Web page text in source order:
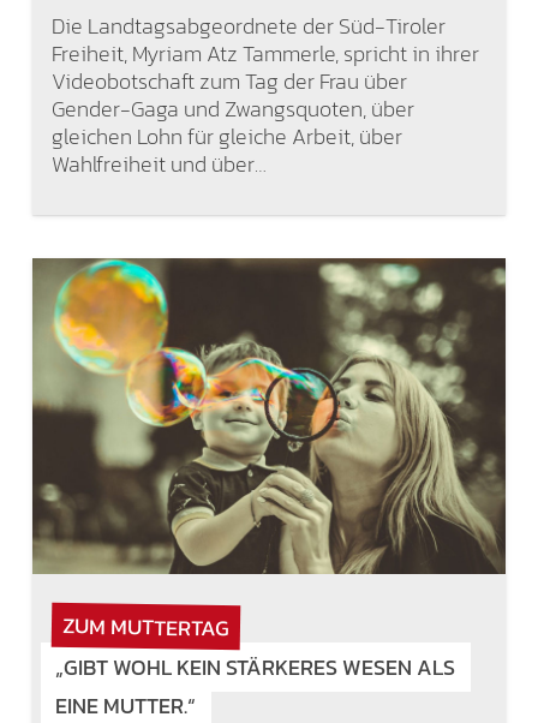
Die Landtagsabgeordnete der Süd-Tiroler
Freiheit, Myriam Atz Tammerle, spricht in ihrer
Videobotschaft zum Tag der Frau über
Gender-Gaga und Zwangsquoten, über
gleichen Lohn für gleiche Arbeit, über
Wahlfreiheit und über…
ZUM MUTTERTAG
„GIBT WOHL KEIN STÄRKERES WESEN ALS
EINE MUTTER.“